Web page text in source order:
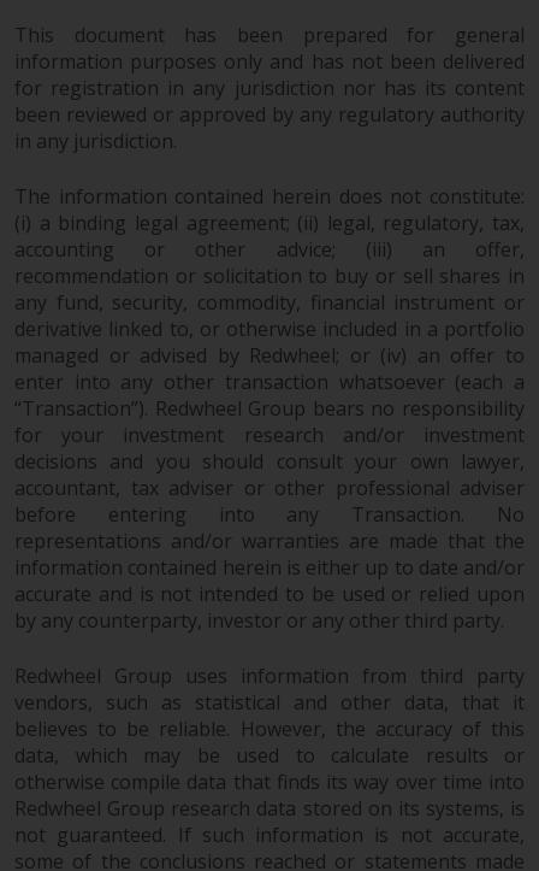
Zweck übernommen. Redwheel
hat seine eigenen Ansichten und
Meinungen auf dieser Website
(oder denen seiner verbundenen
Unternehmen) geäußert, und
diese können sich ohne
Vorankündigung ändern.
Redwheel ist nicht verpflichtet,
Informationen zu aktualisieren,
und Leser sollten sich bei einer
Anlageentscheidung nicht
ausschließlich auf die auf dieser
Website enthaltenen
Informationen verlassen.
Haftung
Obwohl Redwheel bestrebt ist,
sicherzustellen, dass die
zum Zeitpunkt der
Veröffentlichung korrekt und
vollständig sind, übernimmt
Redwheel keine Gewaehr noch
eines ihrer verbundenen
Unternehmen die
Angemessenheit, Genauigkeit
This document has been prepared for general
information purposes only and has not been delivered
for registration in any jurisdiction nor has its content
been reviewed or approved by any regulatory authority
in any jurisdiction.
The information contained herein does not constitute:
(i) a binding legal agreement; (ii) legal, regulatory, tax,
accounting or other advice; (iii) an offer,
recommendation or solicitation to buy or sell shares in
any fund, security, commodity, financial instrument or
derivative linked to, or otherwise included in a portfolio
managed or advised by Redwheel; or (iv) an offer to
enter into any other transaction whatsoever (each a
“Transaction”). Redwheel Group bears no responsibility
for your investment research and/or investment
decisions and you should consult your own lawyer,
accountant, tax adviser or other professional adviser
before entering into any Transaction. No
representations and/or warranties are made that the
information contained herein is either up to date and/or
accurate and is not intended to be used or relied upon
by any counterparty, investor or any other third party.
Redwheel Group uses information from third party
vendors, such as statistical and other data, that it
believes to be reliable. However, the accuracy of this
data, which may be used to calculate results or
otherwise compile data that finds its way over time into
Redwheel Group research data stored on its systems, is
not guaranteed. If such information is not accurate,
some of the conclusions reached or statements made